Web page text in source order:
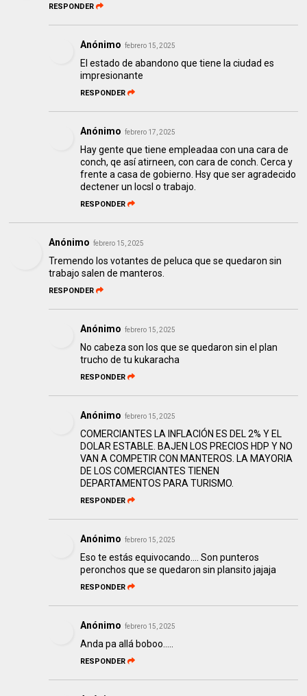
RESPONDER
Anónimo febrero 15, 2025
El estado de abandono que tiene la ciudad es
impresionante
RESPONDER
Anónimo febrero 17, 2025
Hay gente que tiene empleadaa con una cara de
conch, qe así atirneen, con cara de conch. Cerca y
frente a casa de gobierno. Hsy que ser agradecido
dectener un locsl o trabajo.
RESPONDER
Anónimo febrero 15, 2025
Tremendo los votantes de peluca que se quedaron sin
trabajo salen de manteros.
RESPONDER
Anónimo febrero 15, 2025
No cabeza son los que se quedaron sin el plan
trucho de tu kukaracha
RESPONDER
Anónimo febrero 15, 2025
COMERCIANTES LA INFLACIÓN ES DEL 2% Y EL
DOLAR ESTABLE. BAJEN LOS PRECIOS HDP Y NO
VAN A COMPETIR CON MANTEROS. LA MAYORIA
DE LOS COMERCIANTES TIENEN
DEPARTAMENTOS PARA TURISMO.
RESPONDER
Anónimo febrero 15, 2025
Eso te estás equivocando.... Son punteros
peronchos que se quedaron sin plansito jajaja
RESPONDER
Anónimo febrero 15, 2025
Anda pa allá boboo.....
RESPONDER